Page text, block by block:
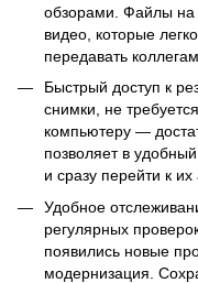
обзорами. Файлы на
видео, которые
передавать
Быстрый доступ к
снимки, не
компьютеру —
позволяет в
и сразу перейти к
Удобное
регулярных
появились новые
модернизация.